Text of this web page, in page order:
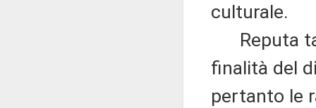
culturale.
Reputa
finalità del
pertanto le